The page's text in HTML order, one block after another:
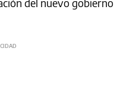
del nuevo gobierno